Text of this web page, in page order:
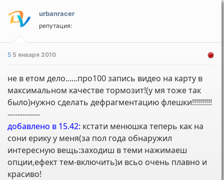
urbanracer
репутация:
5 5 января 2010
не в етом дело......про100 запись видео на карту в
максимальном качестве тормозит!(у мя тоже так
было)нужно сделать дефрагментацию флешки!!!!!!!!!!
-------------
добавлено в 15.42: кстати менюшка теперь как на
сони ерику у меня(за пол года обнаружил
интересную вещь:заходиш в теми нажимаеш
опции,ефект тем-включить)и всьо очень плавно и
красиво!